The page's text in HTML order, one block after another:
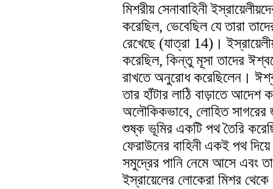
মিশরীয় সেনাবাহিনী
করেছিল, ভেবেছিল যে তারা
রেখেছে (যাত্রা 14)।
করেছিল, কিন্তু মূসা তাদের
রাখতে অনুরোধ করেছিলেন।
তার হাঁটার লাঠি বাড়াতে আদেশ
অলৌকিকভাবে, লোহিত সাগরের
শুষ্ক ভূমির একটি পথ তৈরি
ফেরাউনের বাহিনী একই পথ
সমুদ্রের পানি নেমে আসে এবং
ইস্রায়েলের লোকেরা মিশর